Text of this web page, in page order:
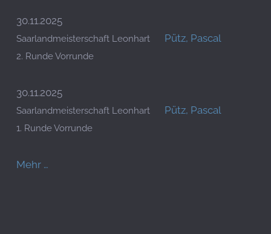
30.11.2025
Saarlandmeisterschaft Leonhart
2. Runde Vorrunde
Pütz, Pascal
30.11.2025
Saarlandmeisterschaft Leonhart
1. Runde Vorrunde
Pütz, Pascal
Mehr …